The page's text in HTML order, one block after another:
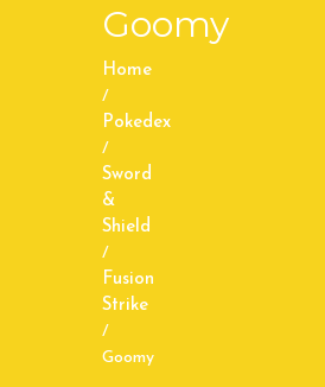
Goomy
Home
/
Pokedex
/
Sword
&
Shield
/
Fusion
Strike
/
Goomy